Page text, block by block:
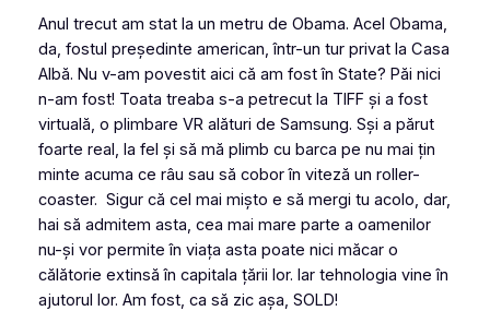
Anul trecut am stat la un metru de Obama. Acel Obama,
da, fostul președinte american, într-un tur privat la Casa
Albă. Nu v-am povestit aici că am fost în State? Păi nici
n-am fost! Toata treaba s-a petrecut la TIFF și a fost
virtuală, o plimbare VR alături de Samsung. Sși a părut
foarte real, la fel și să mă plimb cu barca pe nu mai țin
minte acuma ce râu sau să cobor în viteză un roller-
coaster. Sigur că cel mai mișto e să mergi tu acolo, dar,
hai să admitem asta, cea mai mare parte a oamenilor
nu-și vor permite în viața asta poate nici măcar o
călătorie extinsă în capitala țării lor. Iar tehnologia vine în
ajutorul lor. Am fost, ca să zic așa, SOLD!